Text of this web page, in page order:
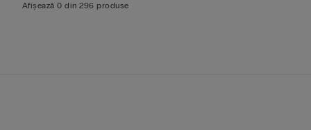
Afișează 0 din 296 produse